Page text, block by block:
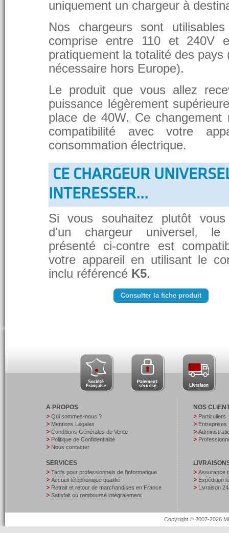
uniquement un chargeur à
Nos chargeurs sont
comprise entre 110 et 240V
pratiquement la totalité des
nécessaire hors Europe).
Le produit que vous allez
puissance légèrement
place de 40W. Ce
compatibilité avec votre
consommation électrique.
CE CHARGEUR
INTERESSER...
Si vous souhaitez plutôt vous
d'un chargeur universel, le
présenté ci-contre est
votre appareil en utilisant le
inclu référencé K5.
Consulter la fiche produit
A PROPOS
Qui sommes-nous ?
Mentions Légales
Conditions Générales de Vente
Politique de Confidentialité
Nous contacter
SERVICES
Tarifs pour professionnels de l’informatique
Accueil téléphonique qualifié
Retrait et retour de marchandises en France
Satisfait ou remboursé intégralement
NOS
Particuliers
Entreprises
Assurance
Expédition
Livraison
Copyright © 2007-2026